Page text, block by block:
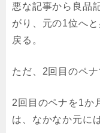
悪な記事から良品
がり、元の1位へ
戻る。
ただ、2回目のペ
2回目のペナを1か
は、なかなか元に